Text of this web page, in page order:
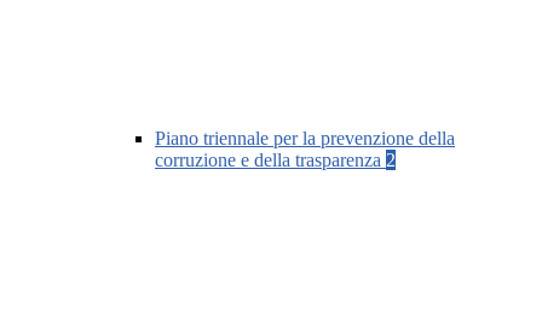
Piano triennale per la prevenzione della
corruzione e della trasparenza 2